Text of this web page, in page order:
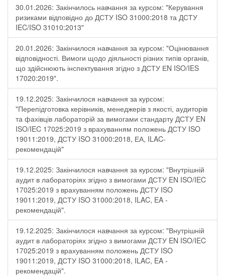
30.01.2026: Закінчилось навчання за курсом: "Керування
ризиками відповідно до ДСТУ ISO 31000:2018 та ДСТУ
IEC/ISO 31010:2013"
20.01.2026: Закінчилося навчання за курсом: "Оцінювання
відповідності. Вимоги щодо діяльності різних типів органів,
що здійснюють інспектування згідно з ДСТУ ЕN ISO/IES
17020:2019".
19.12.2025: Закінчилося навчання за курсом:
"Перепідготовка керівників, менеджерів з якості, аудиторів
та фахівців лабораторій за вимогами стандарту ДСТУ EN
ISO/IEC 17025:2019 з врахуванням положень ДСТУ ISO
19011:2019, ДСТУ ISO 31000:2018, ЕА, ILAC-
рекомендацій"
19.12.2025: Закінчилося навчання за курсом: "Внутрішній
аудит в лабораторіях згідно з вимогами ДСТУ EN ISO/IEC
17025:2019 з врахуванням положень ДСТУ ISO
19011:2019, ДСТУ ISO 31000:2018, ILAC, EA -
рекомендацій".
19.12.2025: Закінчилося навчання за курсом: "Внутрішній
аудит в лабораторіях згідно з вимогами ДСТУ EN ISO/IEC
17025:2019 з врахуванням положень ДСТУ ISO
19011:2019, ДСТУ ISO 31000:2018, ILAC, EA -
рекомендацій".